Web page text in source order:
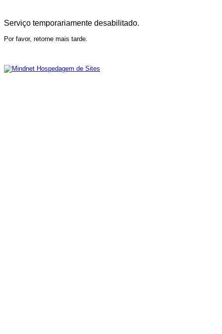
Serviço temporariamente desabilitado.
Por favor, retorne mais tarde.